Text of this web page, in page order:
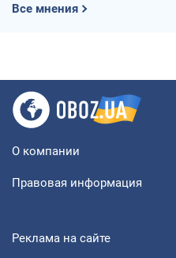
Все мнения
О компании
Правовая информация
Реклама на сайте